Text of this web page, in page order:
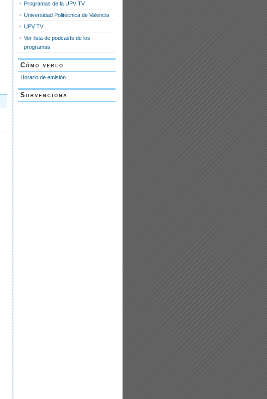
Programas de la UPV TV
Universidad Politécnica de Valencia
UPV TV
Ver lista de podcasts de los
programas
Cómo verlo
Horario de emisión
Subvenciona